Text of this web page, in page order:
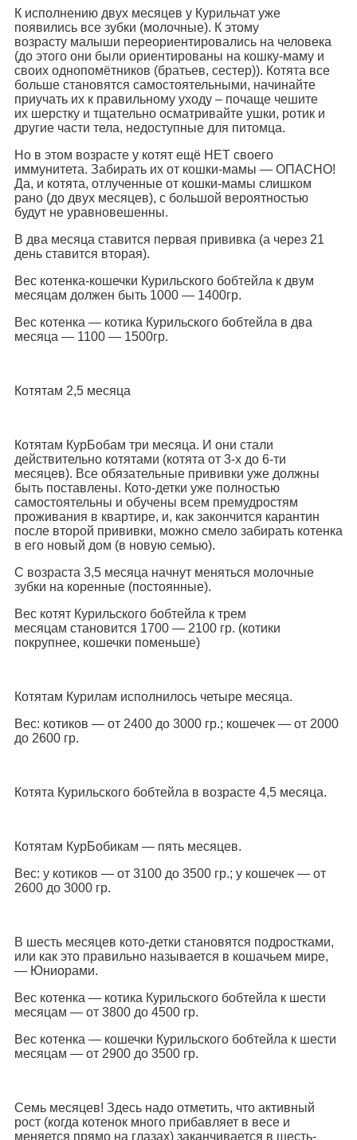
К исполнению двух месяцев у Курильчат уже
появились все зубки (молочные). К этому
возрасту малыши переориентировались на человека
(до этого они были ориентированы на кошку-маму и
своих однопомётников (братьев, сестер)). Котята все
больше становятся самостоятельными, начинайте
приучать их к правильному уходу – почаще чешите
их шерстку и тщательно осматривайте ушки, ротик и
другие части тела, недоступные для питомца.
Но в этом возрасте у котят ещё НЕТ своего
иммунитета. Забирать их от кошки-мамы — ОПАСНО!
Да, и котята, отлученные от кошки-мамы слишком
рано (до двух месяцев), с большой вероятностью
будут не уравновешенны.
В два месяца ставится первая прививка (а через 21
день ставится вторая).
Вес котенка-кошечки Курильского бобтейла к двум
месяцам должен быть 1000 — 1400гр.
Вес котенка — котика Курильского бобтейла в два
месяца — 1100 — 1500гр.
Котятам 2,5 месяца
Котятам КурБобам три месяца. И они стали
действительно котятами (котята от 3-х до 6-ти
месяцев). Все обязательные прививки уже должны
быть поставлены. Кото-детки уже полностью
самостоятельны и обучены всем премудростям
проживания в квартире, и, как закончится карантин
после второй прививки, можно смело забирать котенка
в его новый дом (в новую семью).
С возраста 3,5 месяца начнут меняться молочные
зубки на коренные (постоянные).
Вес котят Курильского бобтейла к трем
месяцам становится 1700 — 2100 гр. (котики
покрупнее, кошечки поменьше)
Котятам Курилам исполнилось четыре месяца.
Вес: котиков — от 2400 до 3000 гр.; кошечек — от 2000
до 2600 гр.
Котята Курильского бобтейла в возрасте 4,5 месяца.
Котятам КурБобикам — пять месяцев.
Вес: у котиков — от 3100 до 3500 гр.; у кошечек — от
2600 до 3000 гр.
В шесть месяцев кото-детки становятся подростками,
или как это правильно называется в кошачьем мире,
— Юниорами.
Вес котенка — котика Курильского бобтейла к шести
месяцам — от 3800 до 4500 гр.
Вес котенка — кошечки Курильского бобтейла к шести
месяцам — от 2900 до 3500 гр.
Семь месяцев! Здесь надо отметить, что активный
рост (когда котенок много прибавляет в весе и
меняется прямо на глазах) заканчивается в шесть-